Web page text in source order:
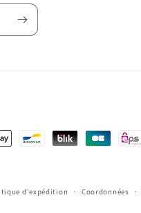
d'expédition Coordonnées